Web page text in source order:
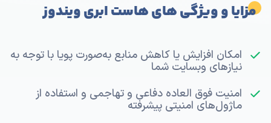
مزایا و ویژگی های هاست ابری ویندوز
امکان افزایش یا کاهش منابع به‌صورت پویا با توجه به
نیازهای وبسایت شما
امنیت فوق العاده دفاعی و تهاجمی و استفاده از
ماژول‌های امنیتی پیشرفته